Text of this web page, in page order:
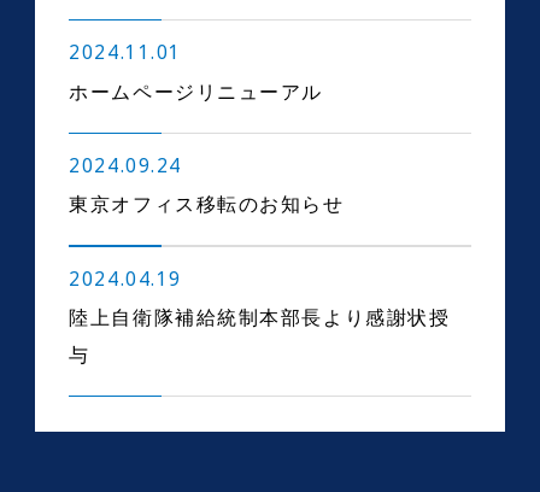
2024.11.01
ホームページリニューアル
2024.09.24
東京オフィス移転のお知らせ
2024.04.19
陸上自衛隊補給統制本部長より感謝状授
与